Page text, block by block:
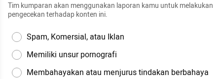
Tim kumparan akan menggunakan laporan kamu untuk melakukan
pengecekan terhadap konten ini.
Spam, Komersial, atau Iklan
Memiliki unsur pornografi
Membahayakan atau menjurus tindakan berbahaya